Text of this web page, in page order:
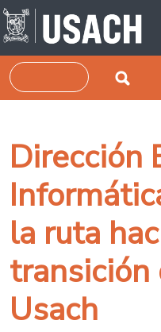
Pasar al contenido principal
Buscar
Dirección
la ruta
Usach